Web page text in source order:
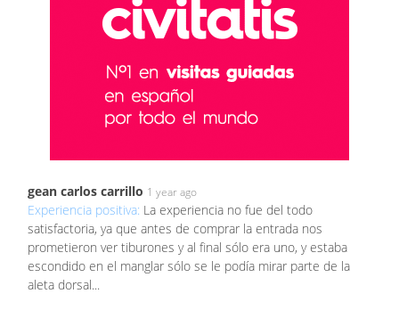
gean carlos carrillo 1 year ago
Experiencia positiva: La experiencia no fue del todo
satisfactoria, ya que antes de comprar la entrada nos
prometieron ver tiburones y al final sólo era uno, y estaba
escondido en el manglar sólo se le podía mirar parte de la
aleta dorsal...